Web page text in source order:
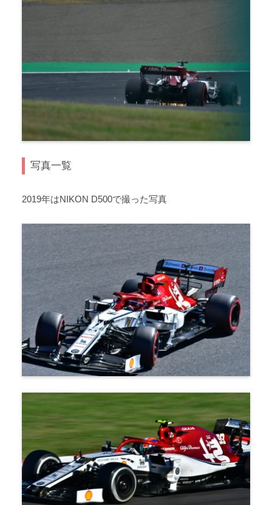
写真一覧
2019年はNIKON D500で撮った写真